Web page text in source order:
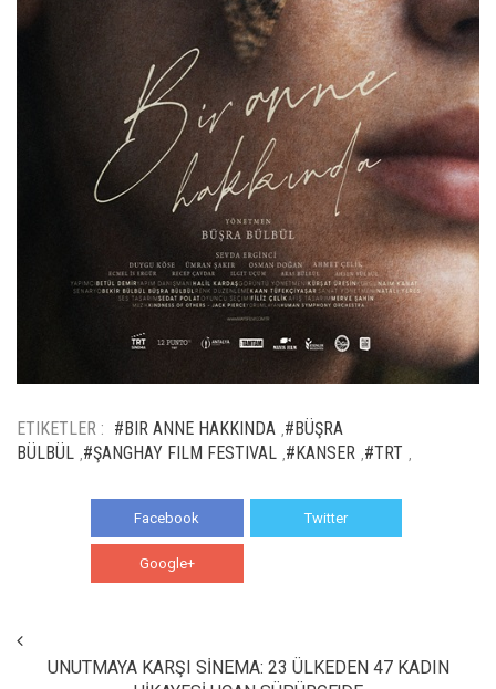
ETIKETLER : #BIR ANNE HAKKINDA #BÜŞRA
BÜLBÜL #ŞANGHAY FILM FESTIVAL #KANSER #TRT
Facebook Twitter
Google+
UNUTMAYA KARŞI SİNEMA: 23 ÜLKEDEN 47 KADIN